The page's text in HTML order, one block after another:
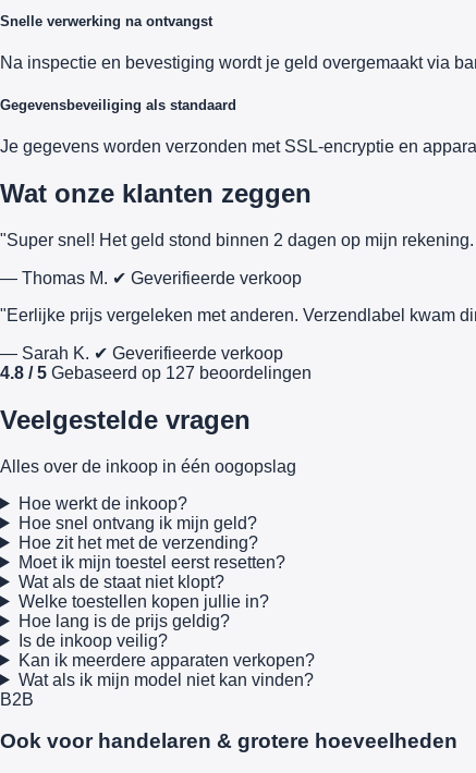
Snelle verwerking na ontvangst
Na inspectie en bevestiging wordt je geld overgemaakt via
Gegevensbeveiliging als standaard
Je gegevens worden verzonden met SSL-encryptie en
Wat onze klanten zeggen
"Super snel! Het geld stond binnen 2 dagen op mijn
— Thomas M. ✔ Geverifieerde verkoop
"Eerlijke prijs vergeleken met anderen. Verzendlabel kwam
— Sarah K. ✔ Geverifieerde verkoop
4.8 / 5 Gebaseerd op 127 beoordelingen
Veelgestelde vragen
Alles over de inkoop in één oogopslag
Hoe werkt de inkoop?
Hoe snel ontvang ik mijn geld?
Hoe zit het met de verzending?
Moet ik mijn toestel eerst resetten?
Wat als de staat niet klopt?
Welke toestellen kopen jullie in?
Hoe lang is de prijs geldig?
Is de inkoop veilig?
Kan ik meerdere apparaten verkopen?
Wat als ik mijn model niet kan vinden?
B2B
Ook voor handelaren & grotere hoeveelheden